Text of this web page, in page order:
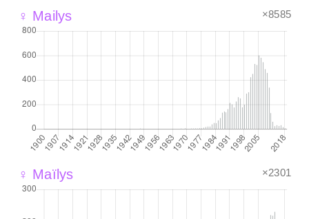
♀ Mailys ×8585
♀ Maïlys ×2301